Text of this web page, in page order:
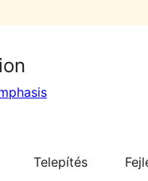
Telepítés